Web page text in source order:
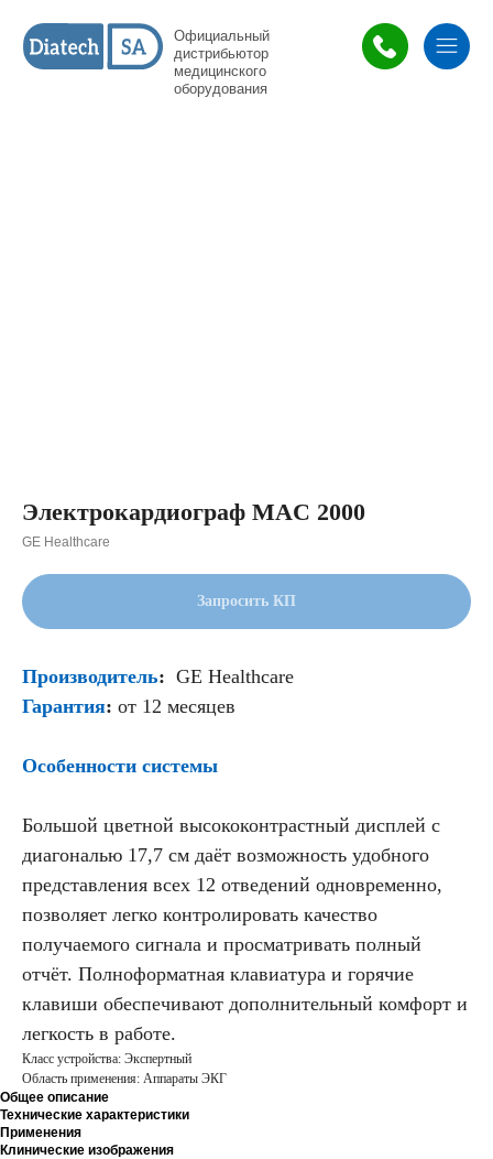
Официальный
дистрибьютор
медицинского
оборудования
Электрокардиограф MAC 2000
GE Healthcare
Запросить КП
Производитель: GE Healthcare
Гарантия: от 12 месяцев
Особенности системы
Большой цветной высококонтрастный дисплей с
диагональю 17,7 см даёт возможность удобного
представления всех 12 отведений одновременно,
позволяет легко контролировать качество
получаемого сигнала и просматривать полный
отчёт. Полноформатная клавиатура и горячие
клавиши обеспечивают дополнительный комфорт и
легкость в работе.
Класс устройства: Экспертный
Область применения: Аппараты ЭКГ
Общее описание
Технические характеристики
Применения
Клинические изображения